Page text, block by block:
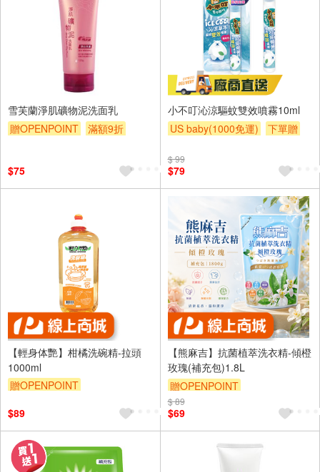
雪芙蘭淨肌礦物泥洗面乳
贈OPENPOINT
滿額9折
$75
小不叮沁涼驅蚊雙效噴霧10ml
US baby(1000免運)
下單贈
$ 99
$79
【輕身体艷】柑橘洗碗精-拉頭
1000ml
贈OPENPOINT
$89
【熊麻吉】抗菌植萃洗衣精-傾橙
玫瑰(補充包)1.8L
贈OPENPOINT
$ 89
$69